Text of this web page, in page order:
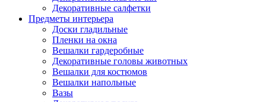
Декоративные салфетки
Предметы интерьера
Доски гладильные
Пленки на окна
Вешалки гардеробные
Декоративные головы животных
Вешалки для костюмов
Вешалки напольные
Вазы